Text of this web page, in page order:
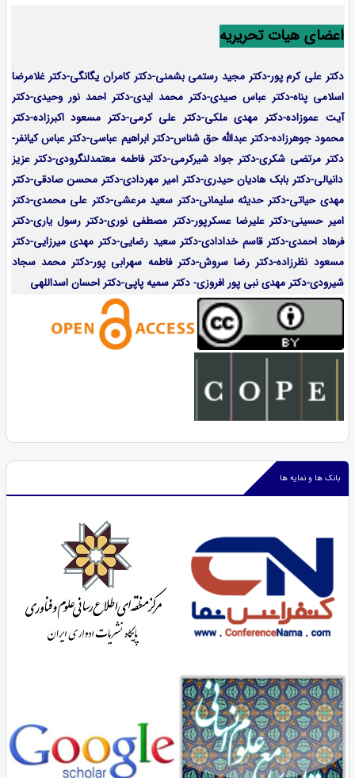
اعضای هیات تحریریه
دکتر علی کرم پور-دکتر مجید رستمی بشمنی-دکتر کامران یگانگی-دکتر غلامرضا
اسلامی پناه-دکتر عباس صیدی-دکتر محمد ایدی-دکتر احمد نور وحیدی-دکتر
آیت عموزاده-دکتر مهدی ملکی-دکتر علی کرمی-دکتر مسعود اکبرزاده-دکتر
محمود جوهرزاده-دکتر عبدالله حق شناس-دکتر ابراهیم عباسی-دکتر عباس کیانفر-
دکتر مرتضی شکری-دکتر جواد شیرکرمی-دکتر فاطمه معتمدلنگرودی-دکتر عزیز
دانیالی-دکتر بابک هادیان حیدری-دکتر امیر مهردادی-دکتر محسن صادقی-دکتر
مهدی حیاتی-دکتر حدیثه سلیمانی-دکتر سعید مرعشی-دکتر علی محمدی-دکتر
امیر حسینی-دکتر علیرضا عسکرپور-دکتر مصطفی نوری-دکتر رسول یاری-دکتر
فرهاد احمدی-دکتر قاسم خدادادی-دکتر سعید رضایی-دکتر مهدی میرزایی-دکتر
مسعود نظرزاده-دکتر رضا سروش-دکتر فاطمه سهرابی پور-دکتر محمد سجاد
شیرودی-دکتر مهدی نبی پور افروزی- دکتر سمیه پاپی-دکتر احسان اسداللهی
بانک ها و نمایه ها